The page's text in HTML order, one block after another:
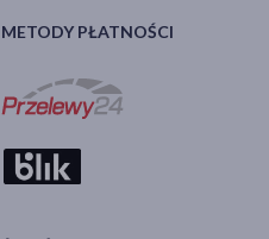
METODY PŁATNOŚCI